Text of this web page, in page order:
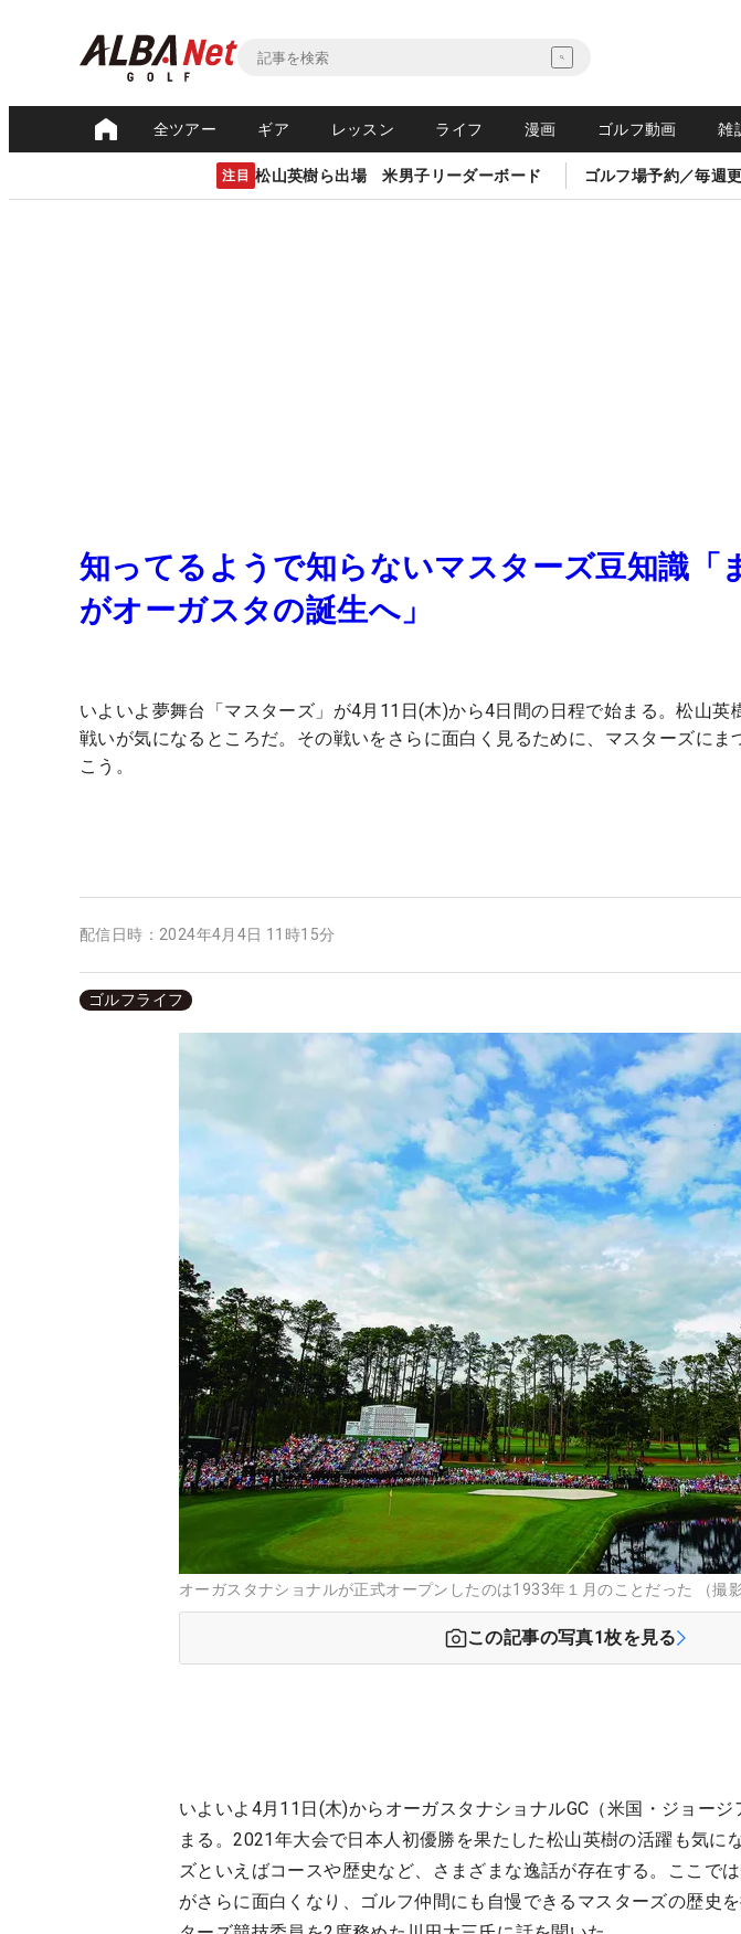
全ツアー ギア レッスン ライフ 漫画 ゴルフ動画 雑
注目 松山英樹ら出場 米男子リーダーボード ゴルフ場予約／毎週
知ってるようで知らないマスターズ豆知識「
がオーガスタの誕生へ」
いよいよ夢舞台「マスターズ」が4月11日(木)から4日間の日程で始まる。松山
戦いが気になるところだ。その戦いをさらに面白く見るために、マスターズに
こう。
配信日時： 2024年4月4日 11時15分
ゴルフライフ
オーガスタナショナルが正式オープンしたのは1933年１月のことだった （撮
この記事の写真1枚を見る
いよいよ4月11日(木)からオーガスタナショナルGC（米国・ジョー
まる。2021年大会で日本人初優勝を果たした松山英樹の活躍も気に
ズといえばコースや歴史など、さまざまな逸話が存在する。ここで
がさらに面白くなり、ゴルフ仲間にも自慢できるマスターズの歴史